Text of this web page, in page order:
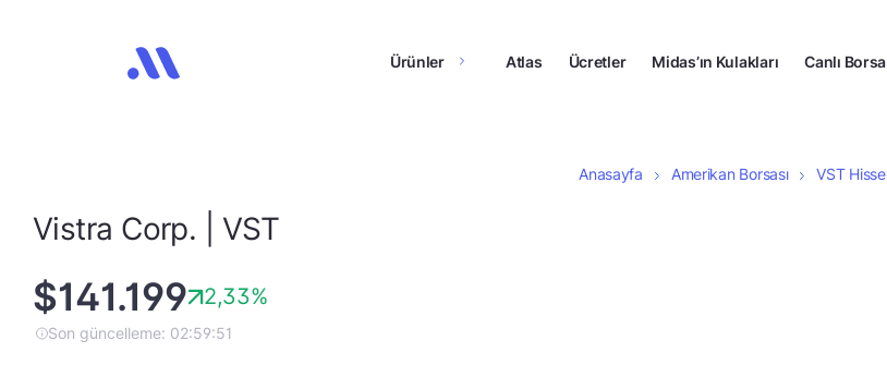
Ürünler Atlas Ücretler Midas’ın Kulakları Canlı Borsa
Anasayfa Amerikan Borsası VST Hisse
Vistra Corp. | VST
$141.199 2,33%
Son güncelleme: 02:59:51